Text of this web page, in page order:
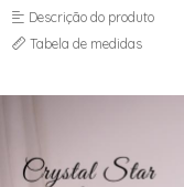
Descrição do produto
Tabela de medidas